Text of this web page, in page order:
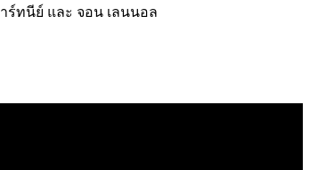
ทนีย์ และ จอน เลนนอล